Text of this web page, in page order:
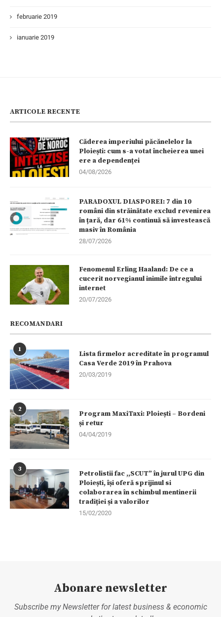
februarie 2019
ianuarie 2019
ARTICOLE RECENTE
Căderea imperiului păcănelelor la
Ploiești: cum s-a votat încheierea unei
ere a dependenței
04/08/2026
PARADOXUL DIASPOREI: 7 din 10
români din străinătate exclud revenirea
în țară, dar 61% continuă să investească
masiv în România
28/07/2026
Fenomenul Erling Haaland: De ce a
cucerit norvegianul inimile întregului
internet
20/07/2026
RECOMANDARI
1
Lista firmelor acreditate în programul
Casa Verde 2019 în Prahova
20/03/2019
2
Program MaxiTaxi: Ploiești – Bordeni
și retur
04/04/2019
3
Petrolistii fac ,,SCUT” în jurul UPG din
Ploiești, își oferă sprijinul si
colaborarea în schimbul mentinerii
tradiției și a valorilor
15/02/2020
Abonare newsletter
Subscribe my Newsletter for latest business & economic